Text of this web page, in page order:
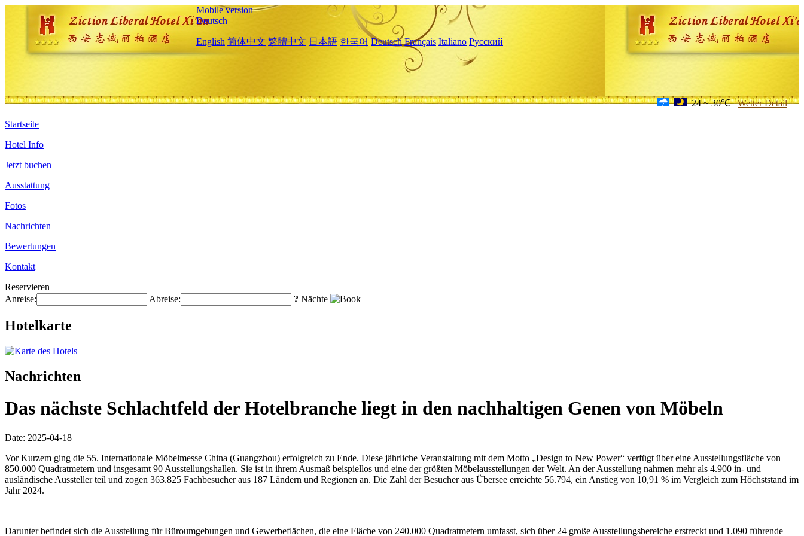
Mobile version
Deutsch
English 简体中文 繁體中文 日本語 한국어 Deutsch Français Italiano Русский
24 ~ 30℃ Wetter Detail
Startseite
Hotel Info
Jetzt buchen
Ausstattung
Fotos
Nachrichten
Bewertungen
Kontakt
Reservieren
Anreise:
Abreise: ? Nächte
Hotelkarte
Nachrichten
Das nächste Schlachtfeld der Hotelbranche liegt in den nachhaltigen Genen von Möbeln
Date: 2025-04-18
Vor Kurzem ging die 55. Internationale Möbelmesse China (Guangzhou) erfolgreich zu Ende. Diese jährliche Veranstaltung mit dem Motto „Design to New Power“ verfügt über eine Ausstellungsfläche von
850.000 Quadratmetern und insgesamt 90 Ausstellungshallen. Sie ist in ihrem Ausmaß beispiellos und eine der größten Möbelausstellungen der Welt. An der Ausstellung nahmen mehr als 4.900 in- und
ausländische Aussteller teil und zogen 363.825 Fachbesucher aus 187 Ländern und Regionen an. Die Zahl der Besucher aus Übersee erreichte 56.794, ein Anstieg von 10,91 % im Vergleich zum Höchststand im
Jahr 2024.
Darunter befindet sich die Ausstellung für Büroumgebungen und Gewerbeflächen, die eine Fläche von 240.000 Quadratmetern umfasst, sich über 24 große Ausstellungsbereiche erstreckt und 1.090 führende